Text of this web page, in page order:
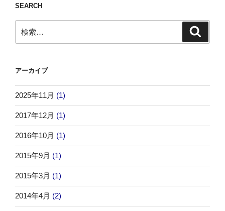
SEARCH
索:
アーカイブ
2025年11月 (1)
2017年12月 (1)
2016年10月 (1)
2015年9月 (1)
2015年3月 (1)
2014年4月 (2)